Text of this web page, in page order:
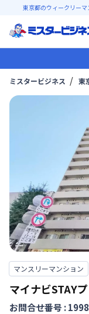
東京都のウィークリー
ミスタービジネス 東
マンスリーマンション
マイナビSTAY
お問合せ番号 :